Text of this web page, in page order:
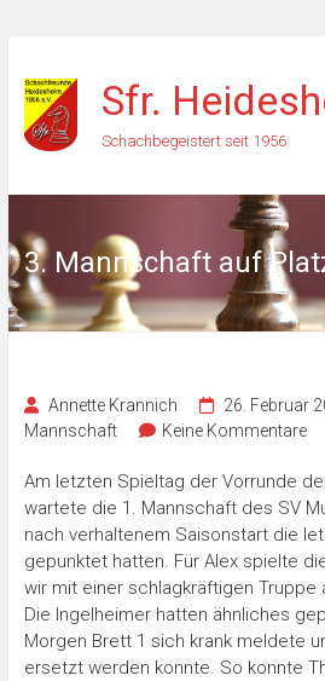
Inhalt
springen
Sfr.
Schachbegeistert seit 1956
3. Mannschaft auf
Annette Krannich 26. Februar
Mannschaft
Keine Kommentare
Am letzten Spieltag der Vorrunde
wartete die 1. Mannschaft des SV
nach verhaltenem Saisonstart die
gepunktet hatten. Für Alex spielte
wir mit einer schlagkräftigen Truppe
Die Ingelheimer hatten ähnliches
Morgen Brett 1 sich krank meldete
ersetzt werden konnte. So konnte